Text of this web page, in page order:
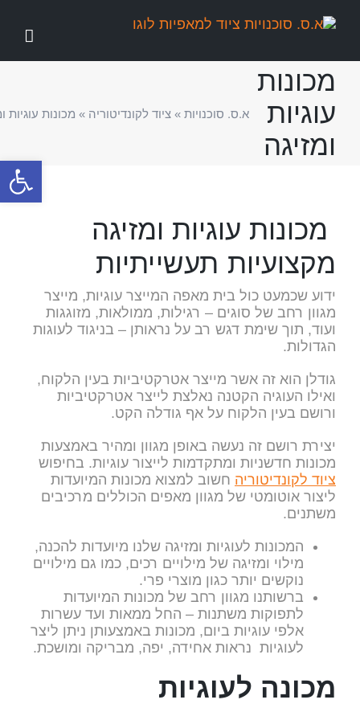
פתח
לתוכן
מכונות
עוגיות
ומזיגה
א.ס. סוכנויות » ציוד לקונדיטוריה » מכונות עוגיות
מכונות עוגיות ומזיגה
מקצועיות תעשייתיות
ידוע שכמעט כול בית מאפה המייצר עוגיות, מייצר
מגוון רחב של סוגים – רגילות, ממולאות, מזוגגות
ועוד, תוך שימת דגש רב על נראותן – בניגוד לעוגות
הגדולות.
גודלן הוא זה אשר מייצר אטרקטיביות בעין הלקוח,
ואילו העוגיה הקטנה נאלצת לייצר אטרקטיביות
ורושם בעין הלקוח על אף גודלה הקט.
יצירת רושם זה נעשה באופן מגוון ומהיר באמצעות
מכונות חדשניות ומתקדמות לייצור עוגיות. בחיפוש
ציוד לקונדיטוריה חשוב למצוא מכונות המיועדות
ליצור אוטומטי של מגוון מאפים הכוללים מרכיבים
משתנים.
המכונות לעוגיות ומזיגה שלנו מיועדות להכנה,
מילוי ומזיגה של מילויים רכים, כמו גם מילויים
נוקשים יותר כגון מוצרי פרי.
ברשותנו מגוון רחב של מכונות המיועדות
לתפוקות משתנות – החל ממאות ועד עשרות
אלפי עוגיות ביום, מכונות באמצעותן ניתן ליצר
לעוגיות נראות אחידה, יפה, מבריקה ומושכת.
מכונה לעוגיות